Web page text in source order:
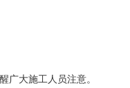
广大施工人员注意。